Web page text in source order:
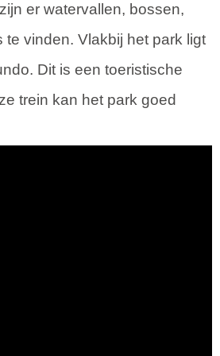
er watervallen, bossen,
te vinden. Vlakbij het park ligt
Dit is een toeristische
trein kan het park goed